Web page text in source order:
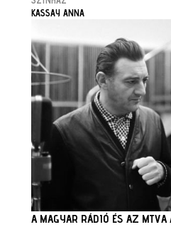
KASSAY ANNA
A MAGYAR RÁDIÓ ÉS AZ MTVA